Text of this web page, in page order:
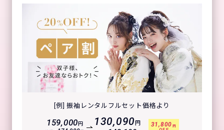
[例] 振袖レンタルフルセット価格より
159,000円 130,090 円 31,800 円